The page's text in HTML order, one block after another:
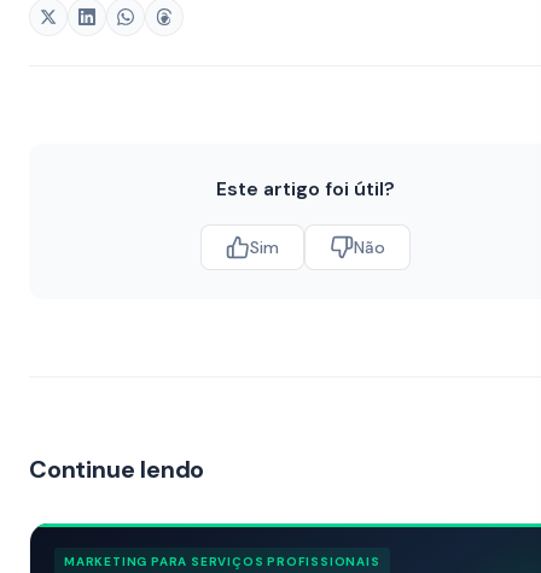
Este artigo foi útil?
Sim Não
Continue lendo
MARKETING PARA SERVIÇOS PROFISSIONAIS